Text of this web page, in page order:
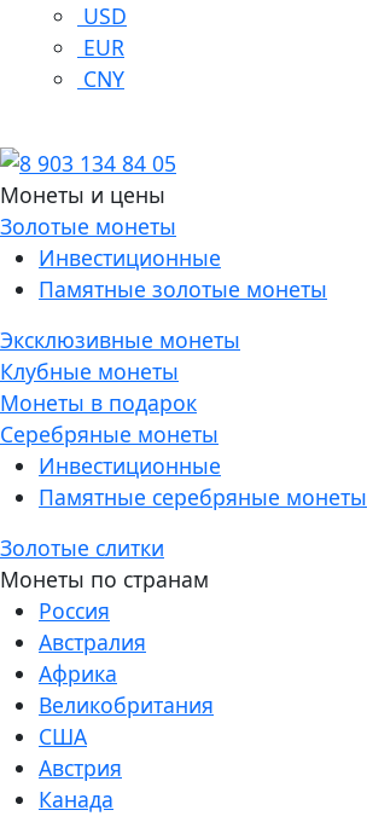
USD
EUR
CNY
Монеты и цены
Золотые монеты
Инвестиционные
Памятные золотые монеты
Эксклюзивные монеты
Клубные монеты
Монеты в подарок
Серебряные монеты
Инвестиционные
Памятные серебряные монеты
Золотые слитки
Монеты по странам
Россия
Австралия
Африка
Великобритания
США
Австрия
Канада